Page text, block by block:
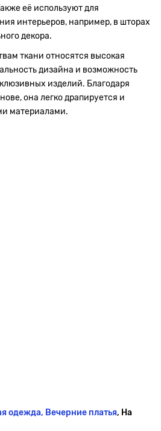
её используют для
интерьеров, например, в шторах
декора.
ткани относятся высокая
дизайна и возможность
изделий. Благодаря
она легко драпируется и
материалами.
одежда, Вечерние платья, На